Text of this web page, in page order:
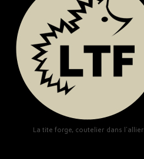
La tite forge, coutelier dans l'allier